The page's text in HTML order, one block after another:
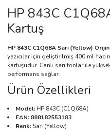
HP 843C
Kartuş
HP 843C C1Q68A Sarı (Yellow)
yazıcılar için geliştirilmiş 400 ml
kartuşudur. Canlı sarı tonlar ile
performans sağlar.
Ürün Özellikleri
Model: HP 843C (C1Q68A)
EAN: 888182553183
Renk:Sarı (Yellow)